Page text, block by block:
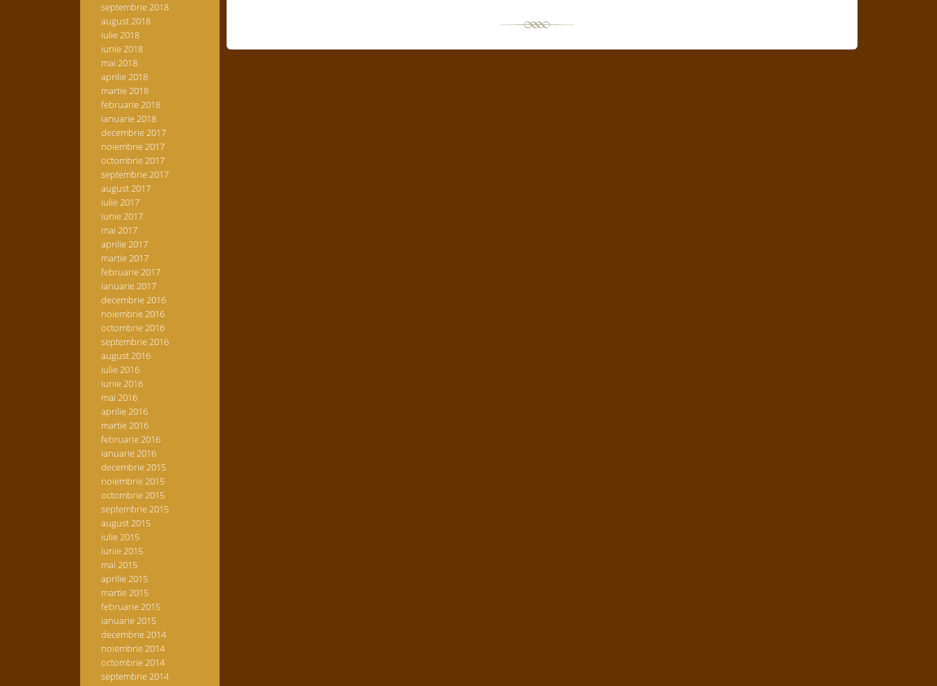
septembrie 2018
august 2018
iulie 2018
iunie 2018
mai 2018
aprilie 2018
martie 2018
februarie 2018
ianuarie 2018
decembrie 2017
noiembrie 2017
octombrie 2017
septembrie 2017
august 2017
iulie 2017
iunie 2017
mai 2017
aprilie 2017
martie 2017
februarie 2017
ianuarie 2017
decembrie 2016
noiembrie 2016
octombrie 2016
septembrie 2016
august 2016
iulie 2016
iunie 2016
mai 2016
aprilie 2016
martie 2016
februarie 2016
ianuarie 2016
decembrie 2015
noiembrie 2015
octombrie 2015
septembrie 2015
august 2015
iulie 2015
iunie 2015
mai 2015
aprilie 2015
martie 2015
februarie 2015
ianuarie 2015
decembrie 2014
noiembrie 2014
octombrie 2014
septembrie 2014